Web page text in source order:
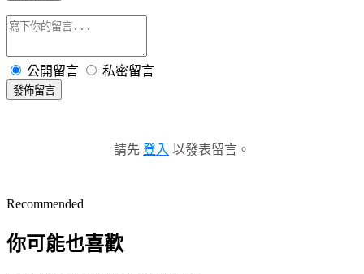
公開留言 私密留言
發佈留言
請先 登入 以發表留言。
Recommended
你可能也喜歡